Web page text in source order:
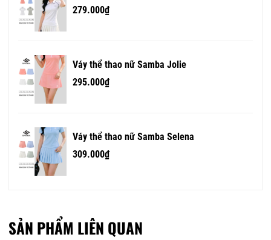
279.000₫
Váy thể thao nữ Samba Jolie
295.000₫
Váy thể thao nữ Samba Selena
309.000₫
SẢN PHẨM LIÊN QUAN